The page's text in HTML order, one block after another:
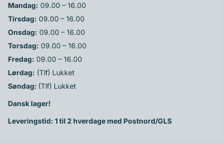
Mandag: 09.00 – 16.00
Tirsdag: 09.00 – 16.00
Onsdag: 09.00 – 16.00
Torsdag: 09.00 – 16.00
Fredag: 09.00 – 16.00
Lørdag: (Tlf) Lukket
Søndag: (Tlf) Lukket
Dansk lager!
Leveringstid: 1 til 2 hverdage med Postnord/GLS